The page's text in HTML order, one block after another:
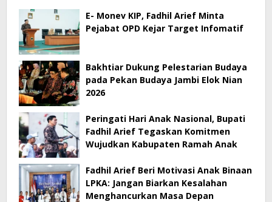
E- Monev KIP, Fadhil Arief Minta
Pejabat OPD Kejar Target Infomatif
Bakhtiar Dukung Pelestarian Budaya
pada Pekan Budaya Jambi Elok Nian
2026
Peringati Hari Anak Nasional, Bupati
Fadhil Arief Tegaskan Komitmen
Wujudkan Kabupaten Ramah Anak
Fadhil Arief Beri Motivasi Anak Binaan
LPKA: Jangan Biarkan Kesalahan
Menghancurkan Masa Depan